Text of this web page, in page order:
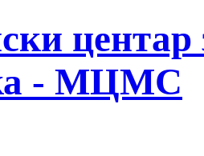
центар
- МЦМС